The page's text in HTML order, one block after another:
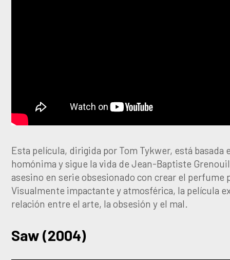
Esta película, dirigida por Tom Tykwer, está basada
homónima y sigue la vida de Jean-Baptiste
asesino en serie obsesionado con crear el perfume
Visualmente impactante y atmosférica, la película
relación entre el arte, la obsesión y el mal.
Saw (2004)